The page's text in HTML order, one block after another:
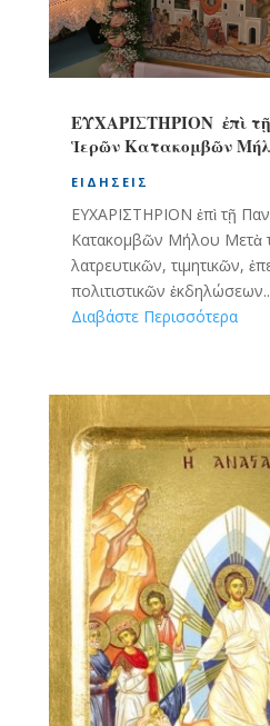
ΕΥΧΑΡΙΣΤΗΡΙΟΝ ἐπὶ
Ἱερῶν Κατακομβῶν
ΕΙΔΉΣΕΙΣ
ΕΥΧΑΡΙΣΤΗΡΙΟΝ ἐπὶ τῇ
Κατακομβῶν Μήλου Μετὰ
λατρευτικῶν, τιμητικῶν,
πολιτιστικῶν
Διαβάστε Περισσότερα